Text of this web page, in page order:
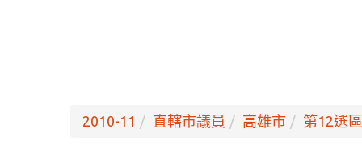
2010-11 直轄市議員 高雄市 第12選